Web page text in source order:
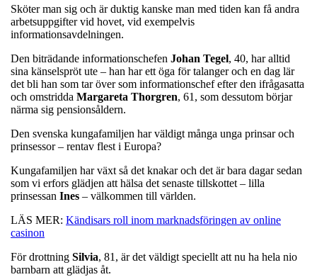
Sköter man sig och är duktig kanske man med tiden kan få andra
arbetsuppgifter vid hovet, vid exempelvis
informationsavdelningen.
Den biträdande informationschefen Johan Tegel, 40, har alltid
sina känselspröt ute – han har ett öga för talanger och en dag lär
det bli han som tar över som informationschef efter den ifrågasatta
och omstridda Margareta Thorgren, 61, som dessutom börjar
närma sig pensionsåldern.
Den svenska kungafamiljen har väldigt många unga prinsar och
prinsessor – rentav flest i Europa?
Kungafamiljen har växt så det knakar och det är bara dagar sedan
som vi erfors glädjen att hälsa det senaste tillskottet – lilla
prinsessan Ines – välkommen till världen.
LÄS MER: Kändisars roll inom marknadsföringen av online
casinon
För drottning Silvia, 81, är det väldigt speciellt att nu ha hela nio
barnbarn att glädjas åt.